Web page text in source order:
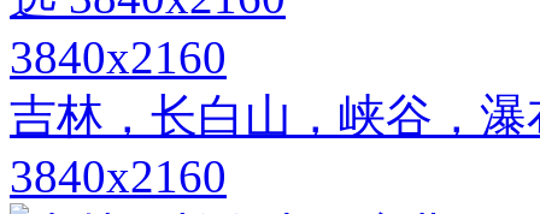
3840x2160
吉林，长白山，峡谷，
3840x2160